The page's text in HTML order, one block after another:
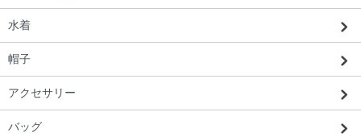
水着
帽子
アクセサリー
バッグ